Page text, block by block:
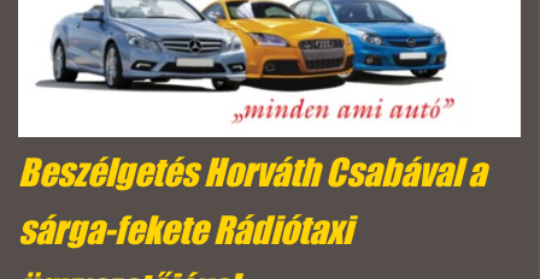
Beszélgetés Horváth Csabával a
sárga-fekete Rádiótaxi